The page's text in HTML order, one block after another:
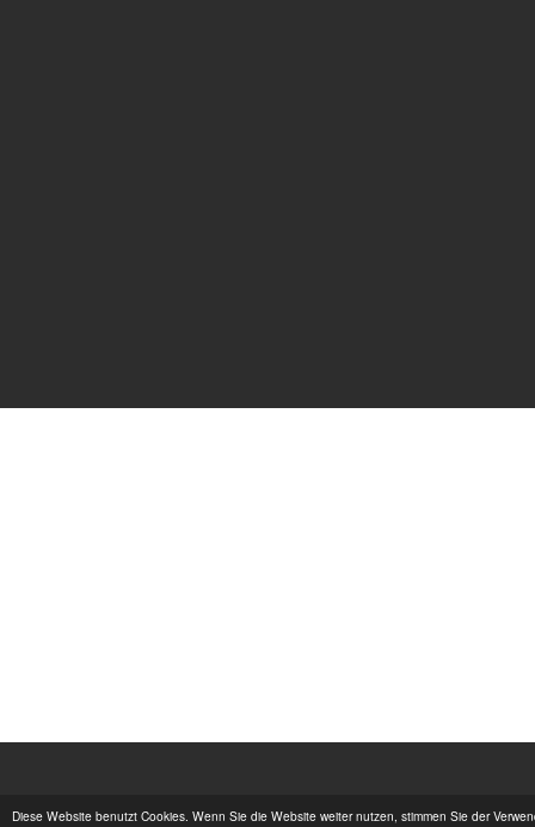
Diese Website benutzt Cookies. Wenn Sie die Website weiter nutzen, stimmen Sie der